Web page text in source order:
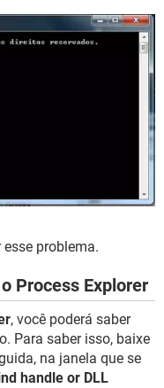
problema.
Process Explorer
, você poderá saber
Para saber isso, baixe
na janela que se
handle or DLL